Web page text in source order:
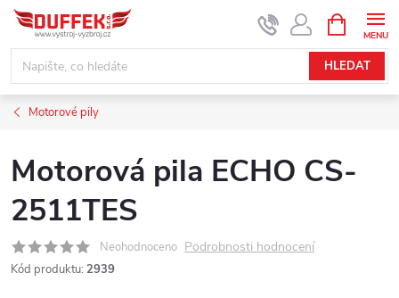
Přejít
obsah
HLEDAT
NÁKUPNÍ
KOŠÍK
Motorové pily
Motorová pila ECHO CS-
2511TES
Neohodnoceno Podrobnosti hodnocení
Kód produktu: 2939